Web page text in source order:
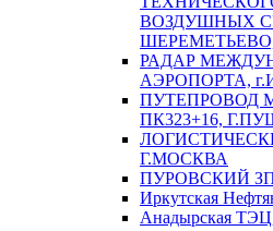
ВОЗДУШНЫХ
РАДАР
АЭРОПОРТА,
ПУТЕПРОВОД
ПК323+16,
Г.МОСКВА
ПУРОВСКИЙ
Иркутская
Анадырская